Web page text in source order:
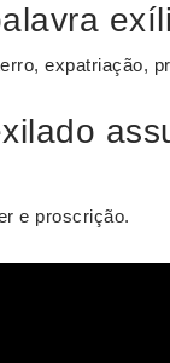
expatriação,
e proscrição.